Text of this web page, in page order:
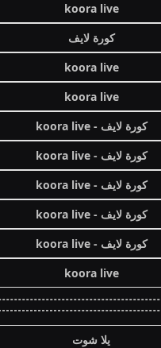
koora live
كورة لايف
koora live
koora live
كورة لايف - koora live
كورة لايف - koora live
كورة لايف - koora live
كورة لايف - koora live
كورة لايف - koora live
koora live
يلا شوت